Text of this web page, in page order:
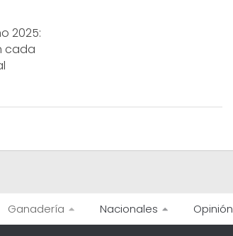
2025:
cada
Ganadería Nacionales Opinión